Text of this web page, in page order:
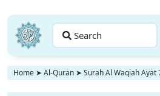
Search
Home ➤ Al-Quran ➤ Surah Al Waqiah Ayat